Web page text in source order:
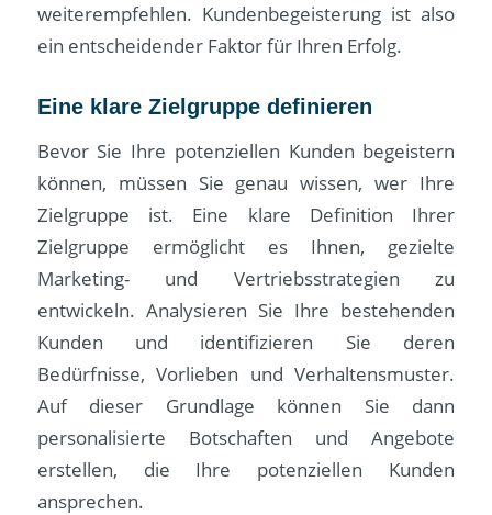
weiterempfehlen. Kundenbegeisterung ist also
ein entscheidender Faktor für Ihren Erfolg.
Eine klare Zielgruppe definieren
Bevor Sie Ihre potenziellen Kunden begeistern
können, müssen Sie genau wissen, wer Ihre
Zielgruppe ist. Eine klare Definition Ihrer
Zielgruppe ermöglicht es Ihnen, gezielte
Marketing- und Vertriebsstrategien zu
entwickeln. Analysieren Sie Ihre bestehenden
Kunden und identifizieren Sie deren
Bedürfnisse, Vorlieben und Verhaltensmuster.
Auf dieser Grundlage können Sie dann
personalisierte Botschaften und Angebote
erstellen, die Ihre potenziellen Kunden
ansprechen.